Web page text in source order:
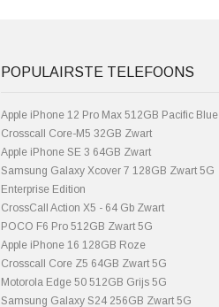
POPULAIRSTE TELEFOONS
Apple iPhone 12 Pro Max 512GB Pacific Blue
Crosscall Core-M5 32GB Zwart
Apple iPhone SE 3 64GB Zwart
Samsung Galaxy Xcover 7 128GB Zwart 5G
Enterprise Edition
CrossCall Action X5 - 64 Gb Zwart
POCO F6 Pro 512GB Zwart 5G
Apple iPhone 16 128GB Roze
Crosscall Core Z5 64GB Zwart 5G
Motorola Edge 50 512GB Grijs 5G
Samsung Galaxy S24 256GB Zwart 5G